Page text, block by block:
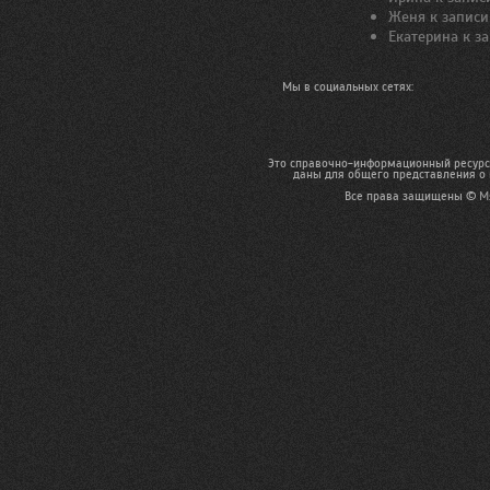
Женя к
Екатерина к
Мы в социальных сетях:
Это справочно-информационный
даны для общего представления о
Все права защищены ©